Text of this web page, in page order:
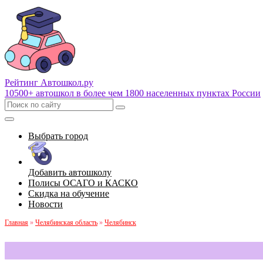
Рейтинг Автошкол.ру
10500+ автошкол в более чем 1800 населенных пунктах России
Выбрать город
Добавить автошколу
Полисы ОСАГО и КАСКО
Скидка на обучение
Новости
Главная » Челябинская область » Челябинск